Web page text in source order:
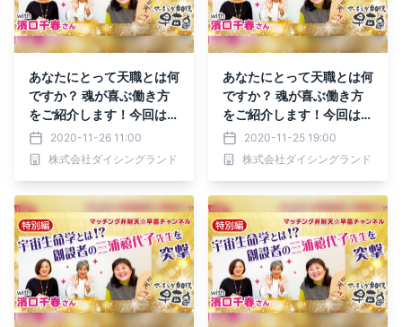
あなたにとって天職とは何
ですか？ 魂が喜ぶ働き方
をご紹介します！今回は
「宇宙生命学」です＾＾
2020-11-26 11:00
株式会社ダイシングランド
あなたにとって天職とは何
ですか？ 魂が喜ぶ働き方
をご紹介します！今回は
「宇宙生命学」です＾＾
2020-11-25 19:00
株式会社ダイシングランド